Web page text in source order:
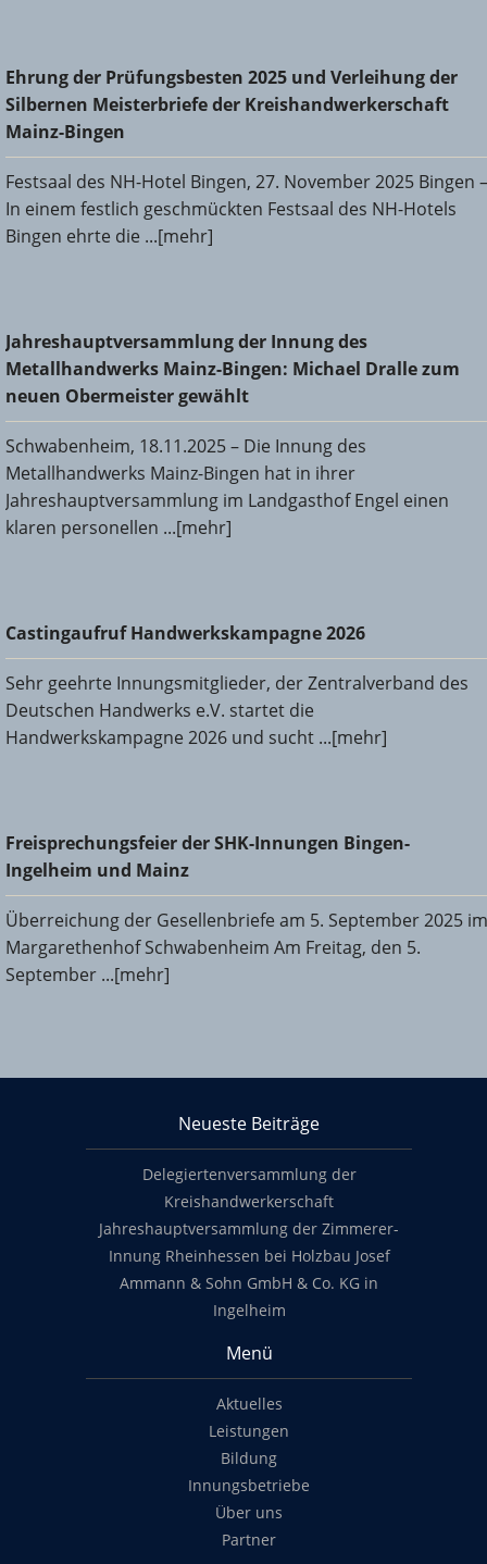
Ehrung der Prüfungsbesten 2025 und Verleihung der
Silbernen Meisterbriefe der Kreishandwerkerschaft Mainz-
Bingen
Ehrung der Prüfungsbesten 2025 und Verleihung der
Silbernen Meisterbriefe der Kreishandwerkerschaft
Mainz-Bingen
Festsaal des NH-Hotel Bingen, 27. November 2025 Bingen –
In einem festlich geschmückten Festsaal des NH-Hotels
Bingen ehrte die ...[mehr]
Jahreshauptversammlung der Innung des
Metallhandwerks Mainz-Bingen: Michael Dralle zum neuen
Obermeister gewählt
Jahreshauptversammlung der Innung des
Metallhandwerks Mainz-Bingen: Michael Dralle zum
neuen Obermeister gewählt
Schwabenheim, 18.11.2025 – Die Innung des
Metallhandwerks Mainz-Bingen hat in ihrer
Jahreshauptversammlung im Landgasthof Engel einen
klaren personellen ...[mehr]
Castingaufruf Handwerkskampagne 2026
Castingaufruf Handwerkskampagne 2026
Sehr geehrte Innungsmitglieder, der Zentralverband des
Deutschen Handwerks e.V. startet die
Handwerkskampagne 2026 und sucht ...[mehr]
Freisprechungsfeier der SHK-Innungen Bingen-Ingelheim
und Mainz
Freisprechungsfeier der SHK-Innungen Bingen-
Ingelheim und Mainz
Überreichung der Gesellenbriefe am 5. September 2025 im
Margarethenhof Schwabenheim Am Freitag, den 5.
September ...[mehr]
Neueste Beiträge
Delegiertenversammlung der
Kreishandwerkerschaft
Jahreshauptversammlung der Zimmerer-
Innung Rheinhessen bei Holzbau Josef
Ammann & Sohn GmbH & Co. KG in
Ingelheim
Menü
Aktuelles
Leistungen
Bildung
Innungsbetriebe
Über uns
Partner